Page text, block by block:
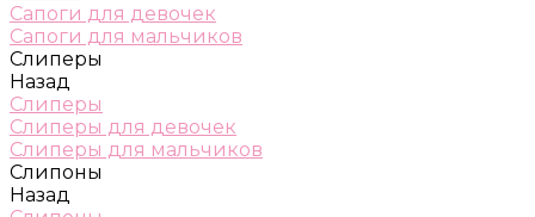
Сапоги для девочек
Сапоги для мальчиков
Слиперы
Назад
Слиперы
Слиперы для девочек
Слиперы для мальчиков
Слипоны
Назад